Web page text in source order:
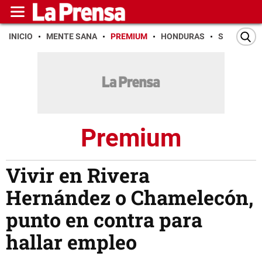
INICIO MENTE SANA PREMIUM HONDURAS SAN PEDRO
Premium
Vivir en Rivera
Hernández o Chamelecón,
punto en contra para
hallar empleo